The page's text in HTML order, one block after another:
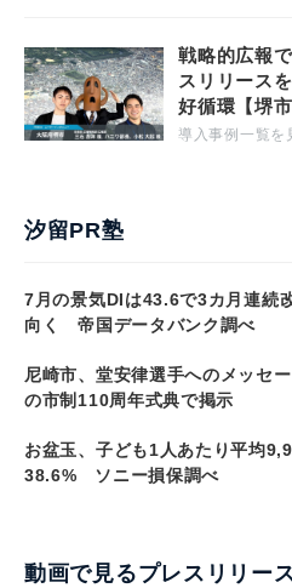
戦略的広報
スリリース
好循環【堺市
導入事例一覧を
汐留PR塾
7月の景気DIは43.6で3カ月連
向く 帝国データバンク調べ
尼崎市、堂安律選手へのメッセ
の市制110周年式典で掲示
お盆玉、子ども1人あたり平均
38.6% ソニー損保調べ
動画で見るプレスリリー